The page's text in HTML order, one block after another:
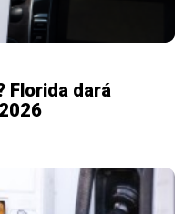
Florida dará